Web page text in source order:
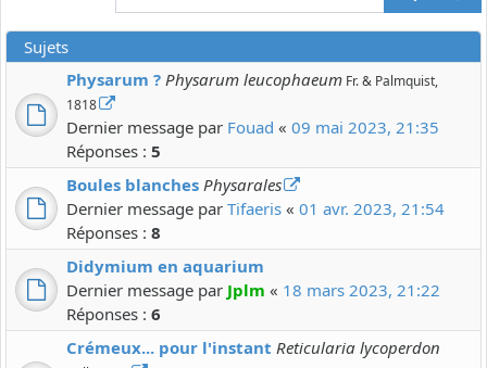
Sujets
Physarum ? Physarum leucophaeum Fr. & Palmquist,
1818
Dernier message par Fouad « 09 mai 2023, 21:35
Réponses : 5
Boules blanches Physarales
Dernier message par Tifaeris « 01 avr. 2023, 21:54
Réponses : 8
Didymium en aquarium
Dernier message par Jplm « 18 mars 2023, 21:22
Réponses : 6
Crémeux... pour l'instant Reticularia lycoperdon